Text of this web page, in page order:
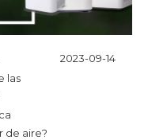
las
de aire?
2023-09-14